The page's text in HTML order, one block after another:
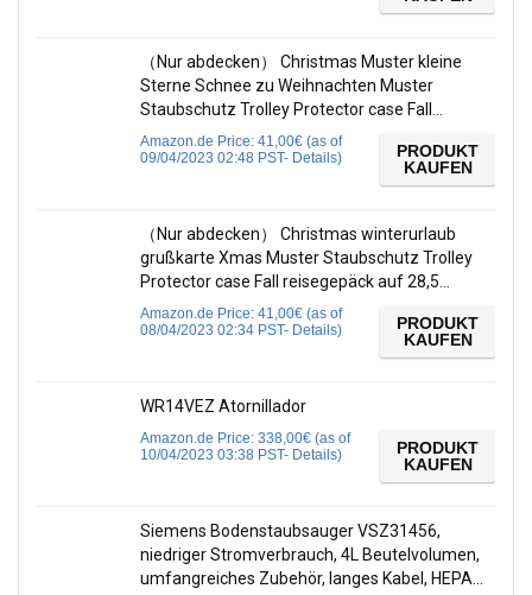
（Nur abdecken） Christmas Muster kleine
Sterne Schnee zu Weihnachten Muster
Staubschutz Trolley Protector case Fall…
Amazon.de Price: 41,00€ (as of
09/04/2023 02:48 PST- Details)
PRODUKT
KAUFEN
（Nur abdecken） Christmas winterurlaub
grußkarte Xmas Muster Staubschutz Trolley
Protector case Fall reisegepäck auf 28,5…
Amazon.de Price: 41,00€ (as of
08/04/2023 02:34 PST- Details)
PRODUKT
KAUFEN
WR14VEZ Atornillador
Amazon.de Price: 338,00€ (as of
10/04/2023 03:38 PST- Details)
PRODUKT
KAUFEN
Siemens Bodenstaubsauger VSZ31456,
niedriger Stromverbrauch, 4L Beutelvolumen,
umfangreiches Zubehör, langes Kabel, HEPA…